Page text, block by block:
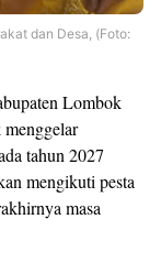
dan Desa, (Foto:
Lombok
tahun 2027
mengikuti pesta
masa